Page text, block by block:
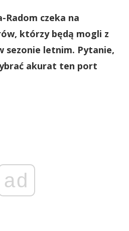
Radom czeka na
którzy będą mogli z
sezonie letnim. Pytanie,
akurat ten port
ad